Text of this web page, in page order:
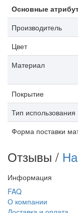
Основные
Производитель
Цвет
Материал
Покрытие
Тип использования
Форма поставки
Отзывы /
Информация
FAQ
О компании